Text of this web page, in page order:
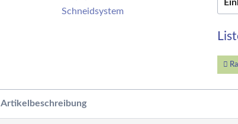
Artikelbeschreibung